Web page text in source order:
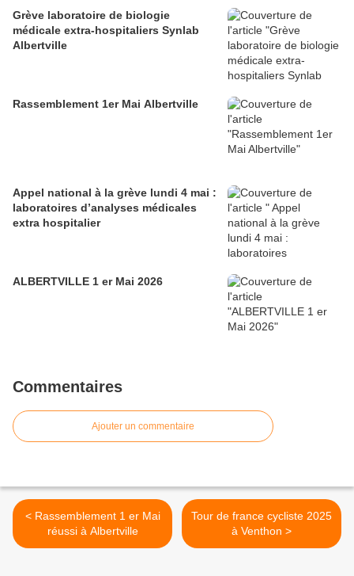
Grève laboratoire de biologie
médicale extra-hospitaliers Synlab
Albertville
Rassemblement 1er Mai Albertville
Appel national à la grève lundi 4 mai :
laboratoires d’analyses médicales
extra hospitalier
ALBERTVILLE 1 er Mai 2026
Commentaires
Ajouter un commentaire
< Rassemblement 1 er Mai
réussi à Albertville
Tour de france cycliste 2025
à Venthon >